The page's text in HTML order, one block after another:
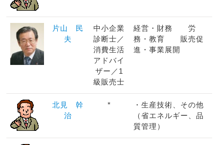
片山 民
夫
中小企業
診断士／
消費生活
アドバイ
ザー／1
級販売士
経営・財務 労
務・教育 販売促
進・事業展開
北見 幹
治
*
・生産技術、その他
（省エネルギー、品
質管理）